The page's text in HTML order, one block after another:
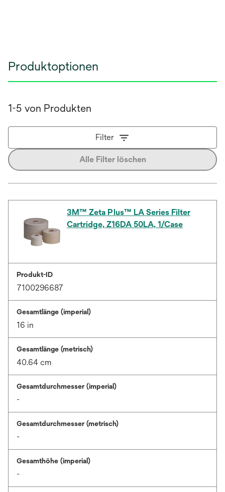
Produktoptionen
1-5 von Produkten
Filter
Alle Filter löschen
3M™ Zeta Plus™ LA Series Filter
Cartridge, Z16DA 50LA, 1/Case
Produkt-ID
7100296687
Gesamtlänge (imperial)
16 in
Gesamtlänge (metrisch)
40.64 cm
Gesamtdurchmesser (imperial)
-
Gesamtdurchmesser (metrisch)
-
Gesamthöhe (imperial)
-